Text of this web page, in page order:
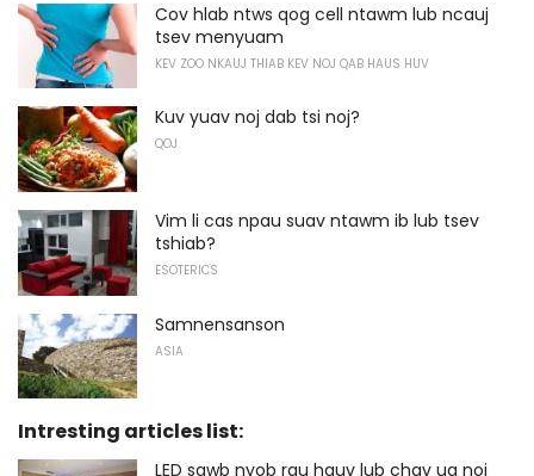
Cov hlab ntws qog cell ntawm lub ncauj
tsev menyuam
KEV ZOO NKAUJ THIAB KEV NOJ QAB HAUS HUV
Kuv yuav noj dab tsi noj?
QOJ
Vim li cas npau suav ntawm ib lub tsev
tshiab?
ESOTERICS
Samnensanson
ASIA
Intresting articles list:
LED sawb nyob rau hauv lub chav ua noj